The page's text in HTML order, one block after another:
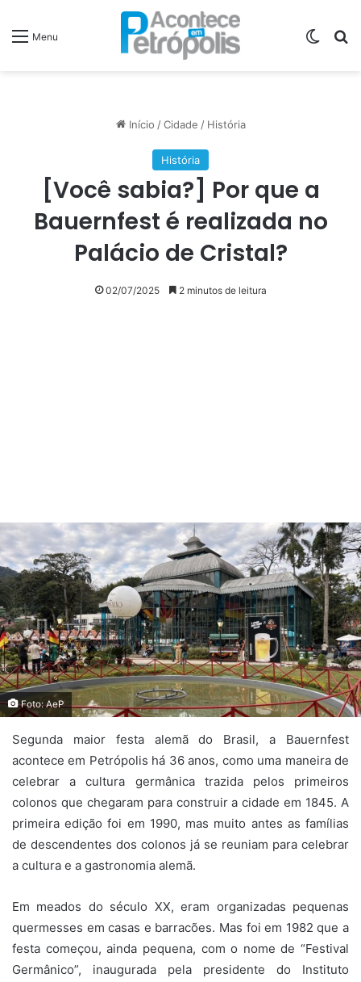
Menu
Início / Cidade / História
História
[Você sabia?] Por que a
Bauernfest é realizada no
Palácio de Cristal?
02/07/2025 2 minutos de leitura
Foto: AeP
Segunda maior festa alemã do Brasil, a Bauernfest
acontece em Petrópolis há 36 anos, como uma maneira de
celebrar a cultura germânica trazida pelos primeiros
colonos que chegaram para construir a cidade em 1845. A
primeira edição foi em 1990, mas muito antes as famílias
de descendentes dos colonos já se reuniam para celebrar
a cultura e a gastronomia alemã.
Em meados do século XX, eram organizadas pequenas
quermesses em casas e barracões. Mas foi em 1982 que a
festa começou, ainda pequena, com o nome de “Festival
Germânico”, inaugurada pela presidente do Instituto